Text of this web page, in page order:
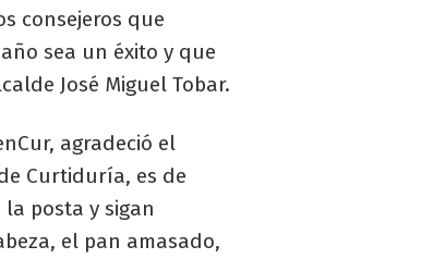
consejeros que
sea un éxito y que
José Miguel Tobar.
agradeció el
Curtiduría, es de
posta y sigan
el pan amasado,